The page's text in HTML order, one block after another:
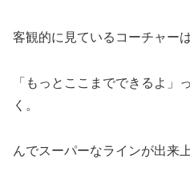
客観的に見ているコーチャー
「もっとここまでできるよ」
く。
んでスーパーなラインが出来上